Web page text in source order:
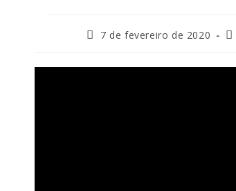
7 de fevereiro de 2020